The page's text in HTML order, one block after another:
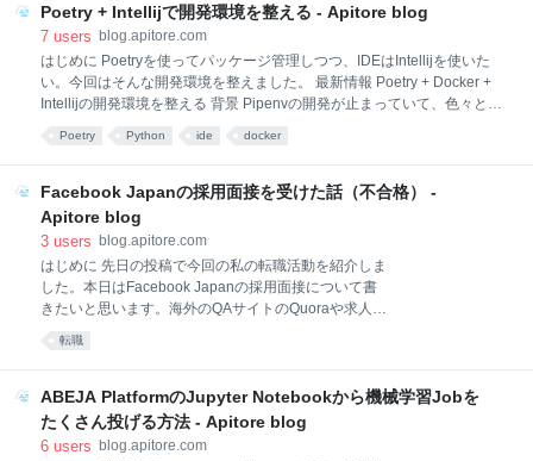
る Dockerを既に使っている Intellijを使っている Intellij
からDocker経由でPoetryと仲良くなる方法 要するにこ
れだけ。これで仮想環境を作ることなく、build-inの
pythonにパッケージインストールをしてくれます。 $
poetry config virtualenvs.create false Dockerfile せっ
Poetry + Intellijで開発環境を整える - Apitore blog
7 users blog.apitore.com
はじめに Poetryを使ってパッケージ管理しつつ、IDEはIntellijを使いた
い。今回はそんな開発環境を整えました。 最新情報 Poetry + Docker +
Intellijの開発環境を整える 背景 Pipenvの開発が止まっていて、色々とパ
Poetryに移行しました。それに伴い、現状の私の開発環境
を使うと以下のようなコマンドを期待するからです。 $ poetry run
python hoge.py 現在（2020/3/6）、IntellijではDockerであろうがなんで
あろうが上記のコマンドを受け付けることができない（やり方を知って
やり方を見つけました。ヒントは
Poetry Python ide docker
Facebook Japanの採用面接を受けた話（不合格） -
Apitore blog
3 users blog.apitore.com
はじめに 先日の投稿で今回の私の転職活動を紹介しま
した。本日はFacebook Japanの採用面接について書
きたいと思います。海外のQAサイトのQuoraや求人サ
イトのGlassdoorにはチラホラ情報がありますが、日
本のサイトはほとんど見かけないので参考までに。
ある情報と同じになります。 ポジション 今回は
Solutions Engineerという職種に応募しました。詳細
はこちらを見ていただくとして、私の理解した範囲で
転職
ABEJA PlatformのJupyter Notebookから機械学習Jobを
たくさん投げる方法 - Apitore blog
6 users blog.apitore.com